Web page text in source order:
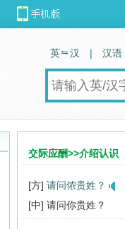
英 汉 | 汉语
交际应酬>>介绍认识
[方] 请问侬贵姓？
[中] 请问你贵姓？